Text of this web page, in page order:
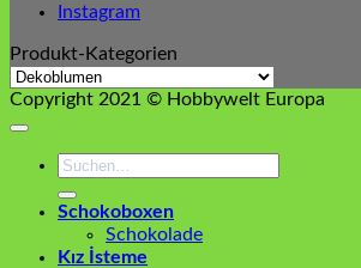
Instagram
Produkt-Kategorien
Copyright 2021 © Hobbywelt Europa
Suchen
Schokoboxen
Schokolade
Kız İsteme